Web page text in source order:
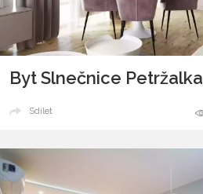
Byt Slnečnice Petržalka
Sdílet